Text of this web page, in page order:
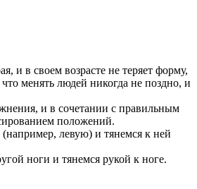
и в своем возрасте не теряет форму,
менять людей никогда не поздно, и
и в сочетании с правильным
положений.
левую) и тянемся к ней
ноги и тянемся рукой к ноге.